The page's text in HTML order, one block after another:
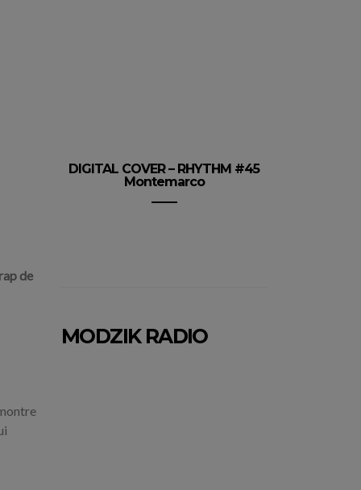
de
DIGITAL COVER – RHYTHM #45
Montemarco
MODZIK RADIO